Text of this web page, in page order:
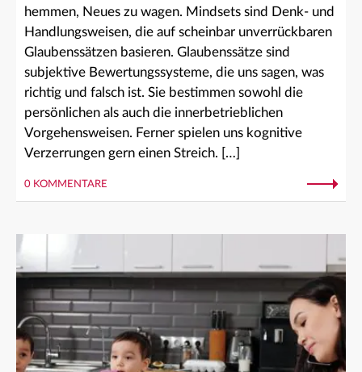
hemmen, Neues zu wagen. Mindsets sind Denk- und
Handlungsweisen, die auf scheinbar unverrückbaren
Glaubenssätzen basieren. Glaubenssätze sind
subjektive Bewertungssysteme, die uns sagen, was
richtig und falsch ist. Sie bestimmen sowohl die
persönlichen als auch die innerbetrieblichen
Vorgehensweisen. Ferner spielen uns kognitive
Verzerrungen gern einen Streich. […]
0 KOMMENTARE